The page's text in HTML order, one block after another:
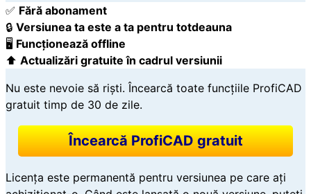
✅ Fără abonament
🔒 Versiunea ta este a ta pentru totdeauna
🖥️ Funcționează offline
⬆️ Actualizări gratuite în cadrul versiunii
Nu este nevoie să riști. Încearcă toate funcțiile ProfiCAD
gratuit timp de 30 de zile.
Încearcă ProfiCAD gratuit
Licența este permanentă pentru versiunea pe care ați